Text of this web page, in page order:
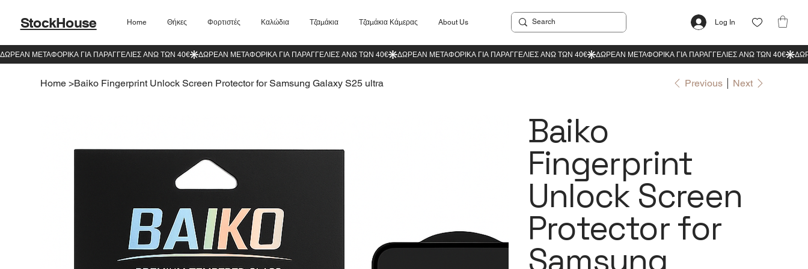
StockHouse Home Θήκες Φορτιστές Καλώδια Τζαμάκια Τζαμάκια Κάμερας About Us Log In
Home >Baiko Fingerprint Unlock Screen Protector for Samsung Galaxy S25 ultra Previous Next
Baiko
Fingerprint
Unlock Screen
Protector for